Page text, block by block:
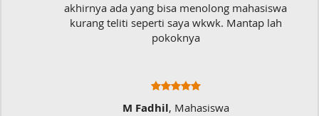
akhirnya ada yang bisa menolong mahasiswa
kurang teliti seperti saya wkwk. Mantap lah
pokoknya
M Fadhil, Mahasiswa